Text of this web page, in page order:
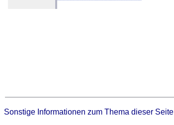
Sonstige Informationen zum Thema dieser Seite